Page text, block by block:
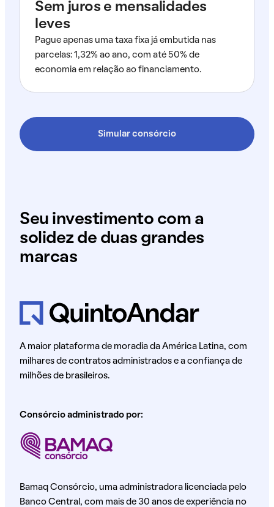
Sem juros e mensalidades
leves
Pague apenas uma taxa fixa já embutida nas
parcelas: 1,32% ao ano, com até 50% de
economia em relação ao financiamento.
Simular consórcio
Seu investimento com a
solidez de duas grandes
marcas
A maior plataforma de moradia da América Latina, com
milhares de contratos administrados e a confiança de
milhões de brasileiros.
Consórcio administrado por:
Bamaq Consórcio, uma administradora licenciada pelo
Banco Central, com mais de 30 anos de experiência no